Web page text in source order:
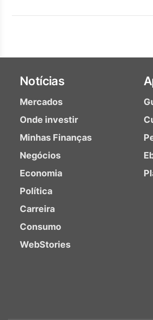
Notícias
Mercados
Onde investir
Minhas Finanças
Negócios
Economia
Política
Carreira
Consumo
WebStories